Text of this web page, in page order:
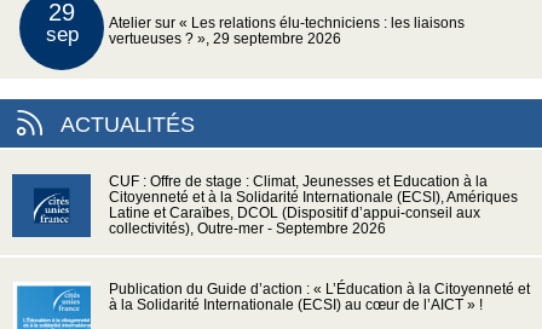
29
sep
Atelier sur « Les relations élu-techniciens : les liaisons
vertueuses ? », 29 septembre 2026
ACTUALITÉS
CUF : Offre de stage : Climat, Jeunesses et Education à la
Citoyenneté et à la Solidarité Internationale (ECSI), Amériques
Latine et Caraïbes, DCOL (Dispositif d’appui-conseil aux
collectivités), Outre-mer - Septembre 2026
Publication du Guide d’action : « L’Éducation à la Citoyenneté et
à la Solidarité Internationale (ECSI) au cœur de l’AICT » !